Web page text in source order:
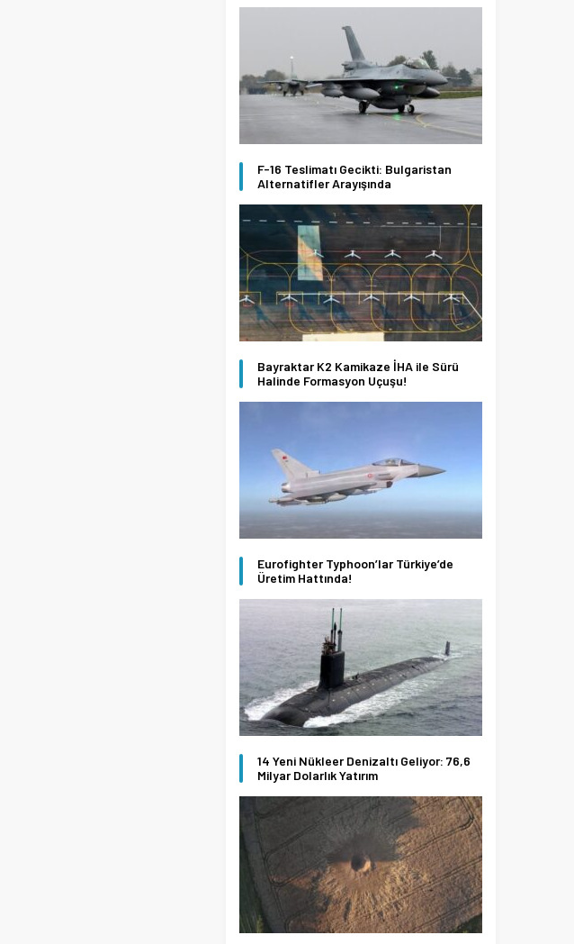
F-16 Teslimatı Gecikti: Bulgaristan
Alternatifler Arayışında
Bayraktar K2 Kamikaze İHA ile Sürü
Halinde Formasyon Uçuşu!
Eurofighter Typhoon’lar Türkiye’de
Üretim Hattında!
14 Yeni Nükleer Denizaltı Geliyor: 76,6
Milyar Dolarlık Yatırım